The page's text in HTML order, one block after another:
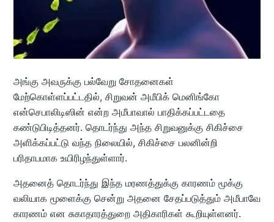
அங்கு அவருக்கு பல்வேறு சோதனைகள்
மேற்கொள்ளப்பட்டதில், சிறுவன் அமீபிக் மெனிங்கோ
என்செபாலிடிஸின் என்ற அமீபாவால் பாதிக்கப்பட்டதை
கண்டுபிடித்தனர். தொடர்ந்து அந்த சிறுவனுக்கு சிகிச்சை
அளிக்கப்பட்டு வந்த நிலையில், சிகிச்சை பலனின்றி
பரிதாபமாக உயிரிழந்துள்ளார்.
அதனைத் தொடர்ந்து இந்த மரணத்துக்கு காரணம் மூக்கு
வலியாக மூளைக்கு சென்று அதனை சேதப்படுத்தும் அமீபாவே
காரணம் என சுகாதாரத்துறை அதிகாரிகள் கூறியுள்ளனர்.